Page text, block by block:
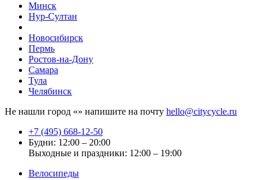
Минск
Нур-Султан
Новосибирск
Пермь
Ростов-на-Дону
Самара
Тула
Челябинск
Не нашли город «» напишите на почту hello@citycycle.ru
+7 (495) 668-12-50
Будни: 12:00 – 20:00
Выходные и праздники: 12:00 – 19:00
Велосипеды